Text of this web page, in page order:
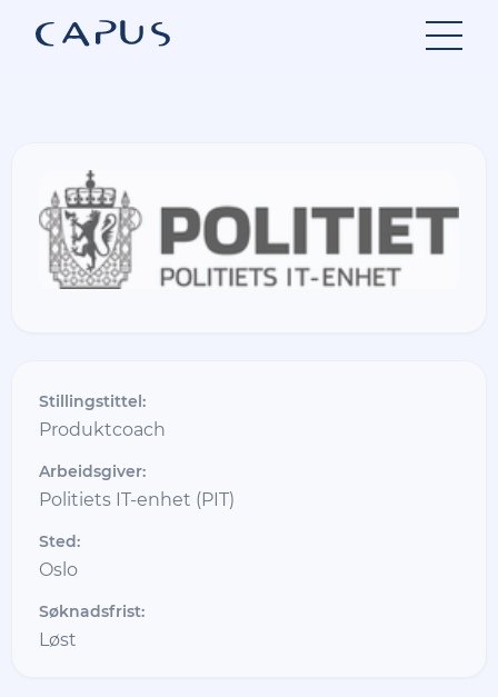
innhold
Stillingstittel:
Produktcoach
Arbeidsgiver:
Politiets IT-enhet (PIT)
Sted:
Oslo
Søknadsfrist:
Løst